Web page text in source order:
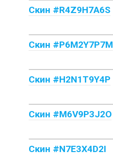
Скин #R4Z9H7A6S
Скин #P6M2Y7P7M
Скин #H2N1T9Y4P
Скин #M6V9P3J2O
Скин #N7E3X4D2I